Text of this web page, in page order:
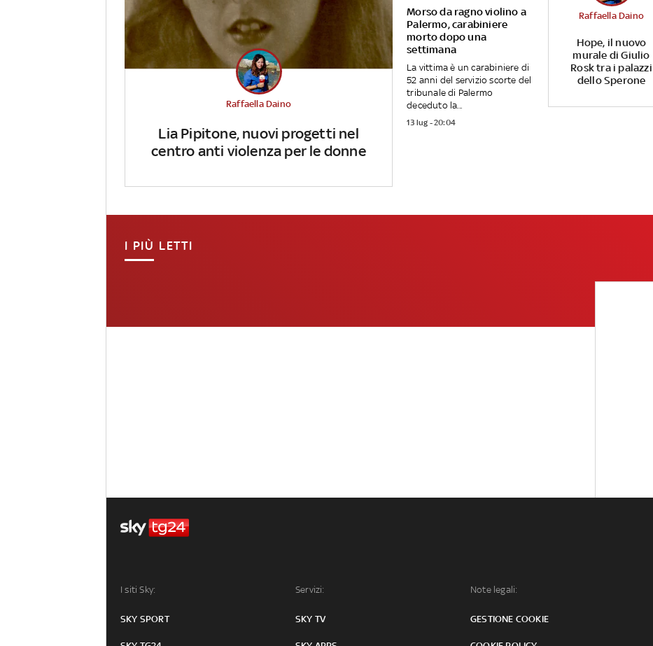
Lia Pipitone, nuovi progetti nel
centro anti violenza per le donne
Raffaella Daino
Morso da ragno violino a
Palermo, carabiniere
morto dopo una
settimana
La vittima è un carabiniere di
52 anni del servizio scorte del
tribunale di Palermo
deceduto la...
13 lug - 20:04
Hope, il nuovo
murale di Giulio
Rosk tra i palazzi
dello Sperone
Raffaella Daino
I PIÙ LETTI
I siti Sky:
SKY SPORT
Servizi:
SKY TV
Note legali:
GESTIONE COOKIE